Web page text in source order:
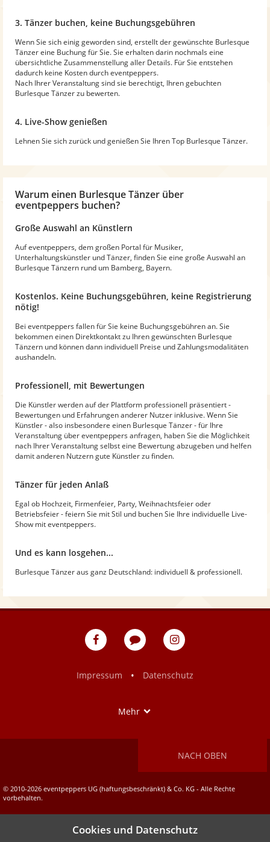
3. Tänzer buchen, keine Buchungsgebühren
Wenn Sie sich einig geworden sind, erstellt der gewünschte Burlesque
Tänzer eine Buchung für Sie. Sie erhalten darin nochmals eine
übersichtliche Zusammenstellung aller Details. Für Sie entstehen
dadurch keine Kosten durch eventpeppers.
Nach Ihrer Veranstaltung sind sie berechtigt, Ihren gebuchten
Burlesque Tänzer zu bewerten.
4. Live-Show genießen
Lehnen Sie sich zurück und genießen Sie Ihren Top Burlesque Tänzer.
Warum einen Burlesque Tänzer über
eventpeppers buchen?
Große Auswahl an Künstlern
Auf eventpeppers, dem großen Portal für Musiker,
Unterhaltungskünstler und Tänzer, finden Sie eine große Auswahl an
Burlesque Tänzern rund um Bamberg, Bayern.
Kostenlos. Keine Buchungsgebühren, keine Registrierung
nötig!
Bei eventpeppers fallen für Sie keine Buchungsgebühren an. Sie
bekommen einen Direktkontakt zu Ihren gewünschten Burlesque
Tänzern und können dann individuell Preise und Zahlungsmodalitäten
aushandeln.
Professionell, mit Bewertungen
Die Künstler werden auf der Plattform professionell präsentiert -
Bewertungen und Erfahrungen anderer Nutzer inklusive. Wenn Sie
Künstler - also insbesondere einen Burlesque Tänzer - für Ihre
Veranstaltung über eventpeppers anfragen, haben Sie die Möglichkeit
nach Ihrer Veranstaltung selbst eine Bewertung abzugeben und helfen
damit anderen Nutzern gute Künstler zu finden.
Tänzer für jeden Anlaß
Egal ob Hochzeit, Firmenfeier, Party, Weihnachtsfeier oder
Betriebsfeier - feiern Sie mit Stil und buchen Sie Ihre individuelle Live-
Show mit eventpeppers.
Und es kann losgehen...
Burlesque Tänzer aus ganz Deutschland: individuell & professionell.
eventpeppers
Blog
eventpeppers
Impressum
• Datenschutz
Mehr
NACH OBEN
© 2010-2026 eventpeppers UG (haftungsbeschränkt) & Co. KG - Alle Rechte
vorbehalten.
Cookies und Datenschutz